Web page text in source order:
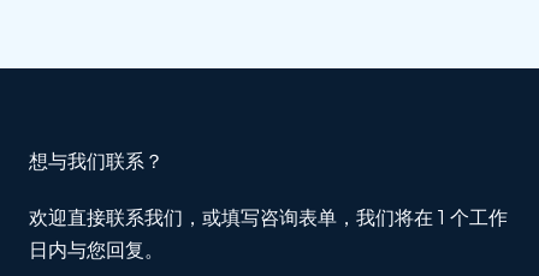
想与我们联系？
欢迎直接联系我们，或填写咨询表单，我们将在 1 个工作
日内与您回复。